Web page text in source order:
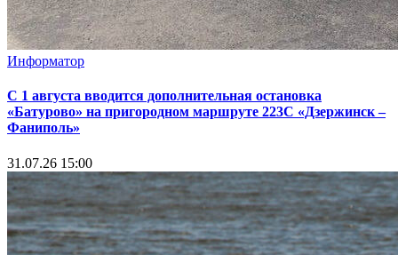
Информатор
С 1 августа вводится дополнительная остановка
«Батурово» на пригородном маршруте 223С «Дзержинск –
Фаниполь»
31.07.26 15:00